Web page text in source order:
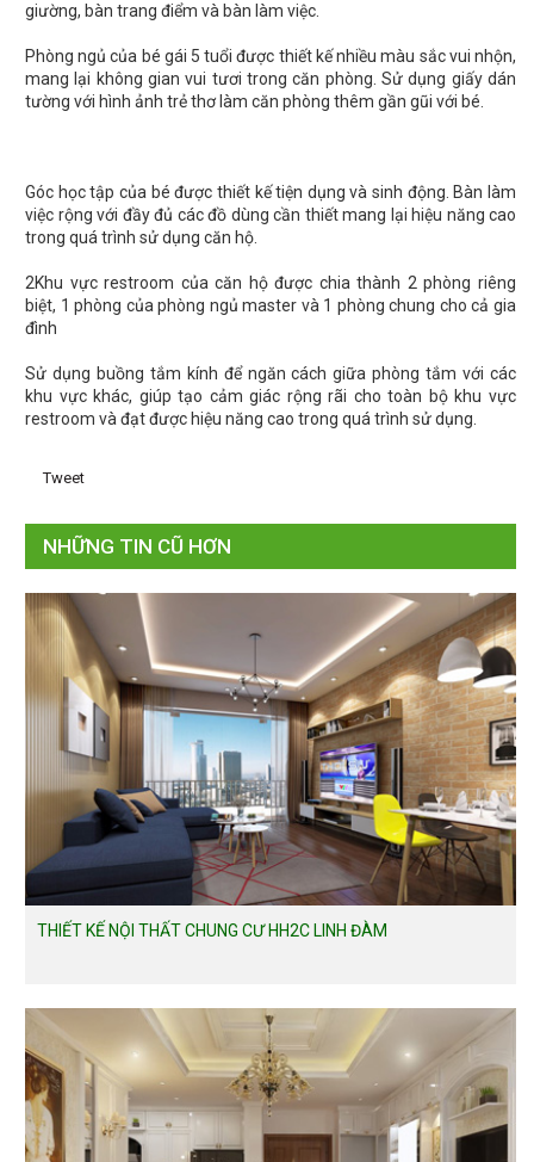
giường, bàn trang điểm và bàn làm việc.
Phòng ngủ của bé gái 5 tuổi được thiết kế nhiều màu sắc vui nhộn,
mang lại không gian vui tươi trong căn phòng. Sử dụng giấy dán
tường với hình ảnh trẻ thơ làm căn phòng thêm gần gũi với bé.
Góc học tập của bé được thiết kế tiện dụng và sinh động. Bàn làm
việc rộng với đầy đủ các đồ dùng cần thiết mang lại hiệu năng cao
trong quá trình sử dụng căn hộ.
2Khu vực restroom của căn hộ được chia thành 2 phòng riêng
biệt, 1 phòng của phòng ngủ master và 1 phòng chung cho cả gia
đình
Sử dụng buồng tắm kính để ngăn cách giữa phòng tắm với các
khu vực khác, giúp tạo cảm giác rộng rãi cho toàn bộ khu vực
restroom và đạt được hiệu năng cao trong quá trình sử dụng.
Tweet
NHỮNG TIN CŨ HƠN
THIẾT KẾ NỘI THẤT CHUNG CƯ HH2C LINH ĐÀM